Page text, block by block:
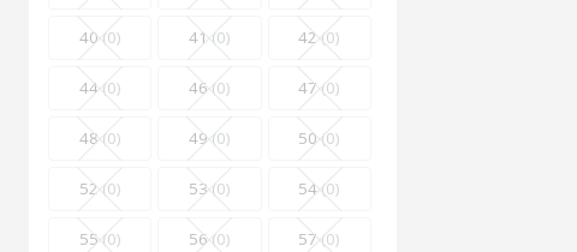
40(0) 41(0) 42(0)
44(0) 46(0) 47(0)
48(0) 49(0) 50(0)
52(0) 53(0) 54(0)
55(0) 56(0) 57(0)